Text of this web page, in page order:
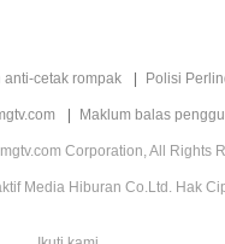
anti-cetak rompak Polisi
Maklum balas
Corporation, All Rights
Media Hiburan Co.Ltd. Hak